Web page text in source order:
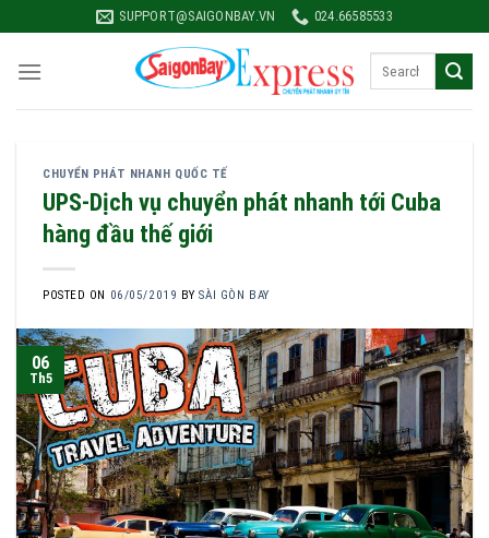
to
content
SUPPORT@SAIGONBAY.VN 024.66585533
CHUYỂN PHÁT NHANH QUỐC TẾ
UPS-Dịch vụ chuyển phát nhanh tới Cuba
hàng đầu thế giới
POSTED ON 06/05/2019 BYSÀI GÒN BAY
06
Th5